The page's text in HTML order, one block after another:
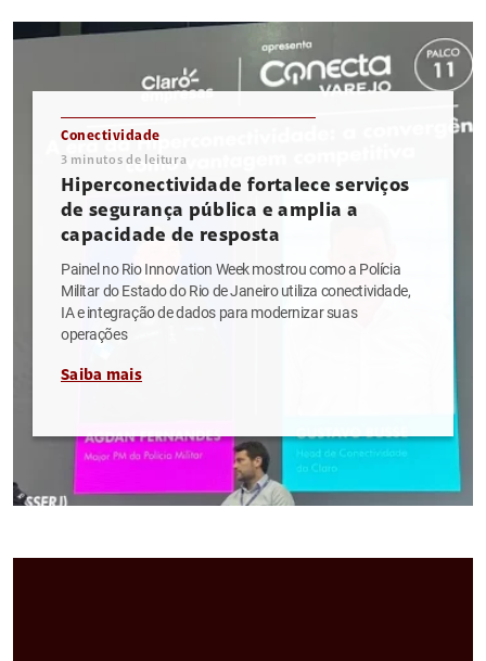
Conectividade
3 minutos de leitura
Hiperconectividade fortalece serviços
de segurança pública e amplia a
capacidade de resposta
Painel no Rio Innovation Week mostrou como a Polícia
Militar do Estado do Rio de Janeiro utiliza conectividade,
IA e integração de dados para modernizar suas
operações
Saiba mais